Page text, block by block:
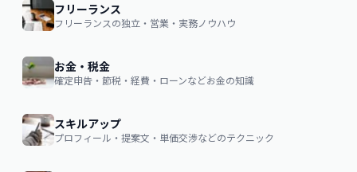
フリーランス
フリーランスの独立・営業・実務ノウハウ
お金・税金
確定申告・節税・経費・ローンなどお金の知識
スキルアップ
プロフィール・提案文・単価交渉などのテクニック